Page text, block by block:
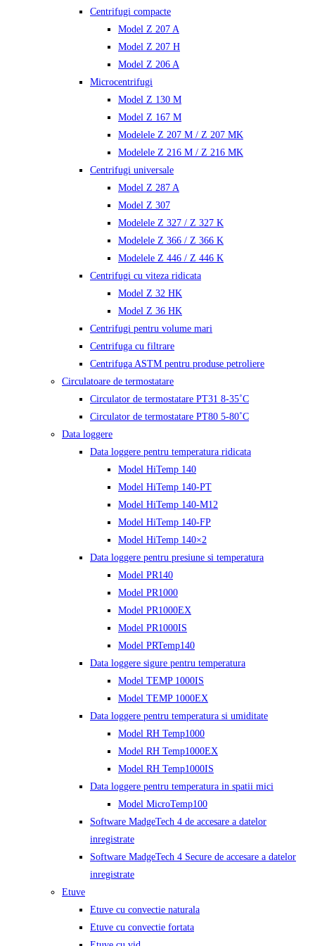
Centrifugi compacte
Model Z 207 A
Model Z 207 H
Model Z 206 A
Microcentrifugi
Model Z 130 M
Model Z 167 M
Modelele Z 207 M / Z 207 MK
Modelele Z 216 M / Z 216 MK
Centrifugi universale
Model Z 287 A
Model Z 307
Modelele Z 327 / Z 327 K
Modelele Z 366 / Z 366 K
Modelele Z 446 / Z 446 K
Centrifugi cu viteza ridicata
Model Z 32 HK
Model Z 36 HK
Centrifugi pentru volume mari
Centrifuga cu filtrare
Centrifuga ASTM pentru produse petroliere
Circulatoare de termostatare
Circulator de termostatare PT31 8-35˚C
Circulator de termostatare PT80 5-80˚C
Data loggere
Data loggere pentru temperatura ridicata
Model HiTemp 140
Model HiTemp 140-PT
Model HiTemp 140-M12
Model HiTemp 140-FP
Model HiTemp 140×2
Data loggere pentru presiune si temperatura
Model PR140
Model PR1000
Model PR1000EX
Model PR1000IS
Model PRTemp140
Data loggere sigure pentru temperatura
Model TEMP 1000IS
Model TEMP 1000EX
Data loggere pentru temperatura si umiditate
Model RH Temp1000
Model RH Temp1000EX
Model RH Temp1000IS
Data loggere pentru temperatura in spatii mici
Model MicroTemp100
Software MadgeTech 4 de accesare a datelor
inregistrate
Software MadgeTech 4 Secure de accesare a datelor
inregistrate
Etuve
Etuve cu convectie naturala
Etuve cu convectie fortata